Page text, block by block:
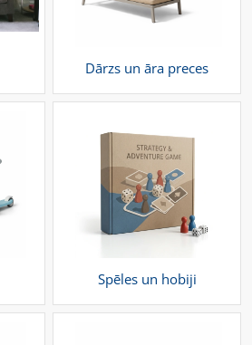
Dārzs un āra preces
Spēles un hobiji